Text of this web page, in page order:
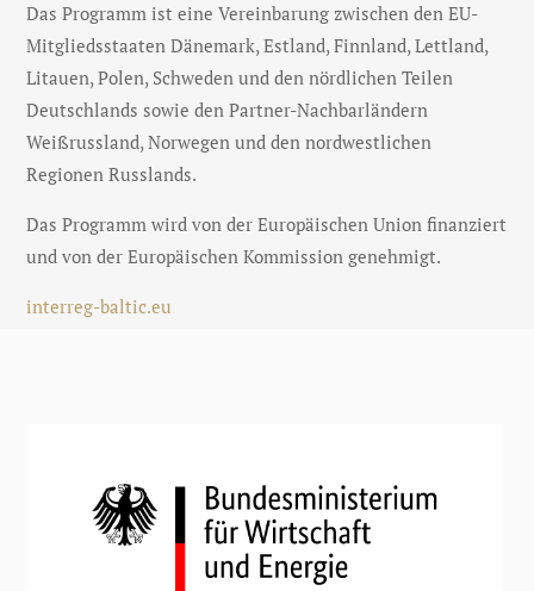
Das Programm ist eine Vereinbarung zwischen den EU-
Mitgliedsstaaten Dänemark, Estland, Finnland, Lettland,
Litauen, Polen, Schweden und den nördlichen Teilen
Deutschlands sowie den Partner-Nachbarländern
Weißrussland, Norwegen und den nordwestlichen
Regionen Russlands.
Das Programm wird von der Europäischen Union finanziert
und von der Europäischen Kommission genehmigt.
interreg-baltic.eu